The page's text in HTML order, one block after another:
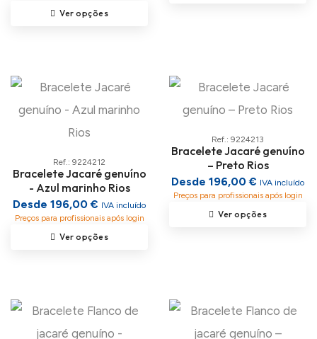
Ver opções
Ref.: 9224212
Bracelete Jacaré genuíno
- Azul marinho Rios
Desde 196,00 € IVA incluído
Preços para profissionais após login
Ver opções
Ref.: 9224213
Bracelete Jacaré genuíno
– Preto Rios
Desde 196,00 € IVA incluído
Preços para profissionais após login
Ver opções